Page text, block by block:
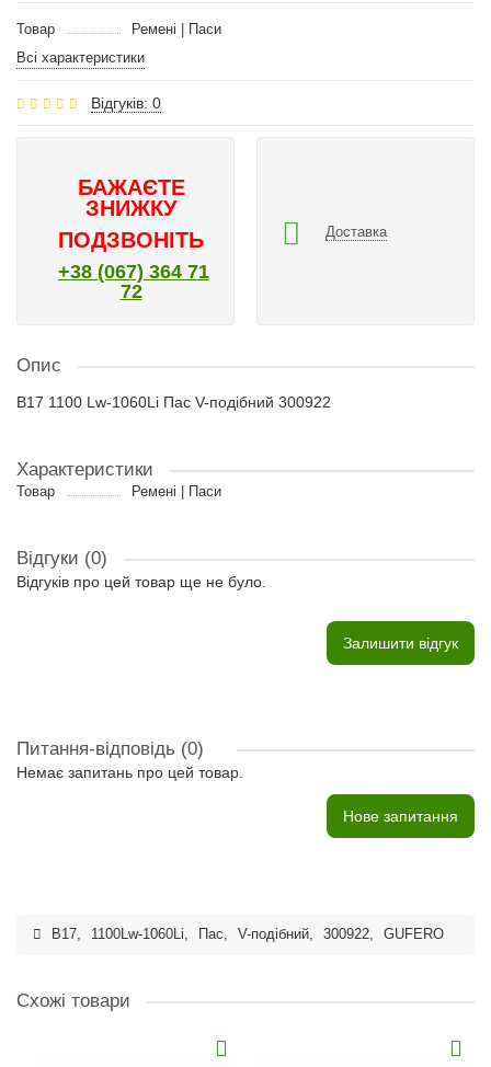
Товар
Ремені | Паси
Всі характеристики
Відгуків: 0
БАЖАЄТЕ
ЗНИЖКУ
ПОДЗВОНІТЬ
+38 (067) 364 71
72
Доставка
Опис
B17 1100 Lw-1060Li Пас V-подібний 300922
Характеристики
Товар Ремені | Паси
Відгуки (0)
Відгуків про цей товар ще не було.
Залишити відгук
Питання-відповідь (0)
Немає запитань про цей товар.
Нове запитання
B17, 1100Lw-1060Li, Пас, V-подібний, 300922, GUFERO
Схожі товари